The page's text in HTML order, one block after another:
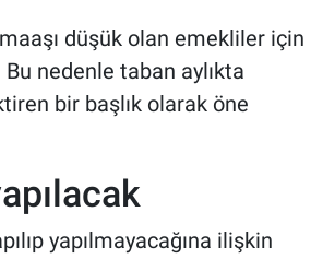
düşük olan emekliler için
nedenle taban aylıkta
bir başlık olarak öne
yapılmayacağına ilişkin